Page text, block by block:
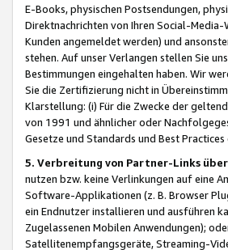
E-Books, physischen Postsendungen,
Direktnachrichten von Ihren Social-
Kunden angemeldet werden) und
stehen. Auf unser Verlangen stellen Sie
Bestimmungen eingehalten haben. Wir
Sie die Zertifizierung nicht in
Klarstellung: (i) Für die Zwecke der
von 1991 und ähnlicher oder
Gesetze und Standards und Best
5. Verbreitung von Partner-Links
nutzen bzw. keine Verlinkungen auf eine
Software-Applikationen (z. B. Browser
ein Endnutzer installieren und ausführen
Zugelassenen Mobilen Anwendungen);
Satellitenempfangsgeräte, Streaming-